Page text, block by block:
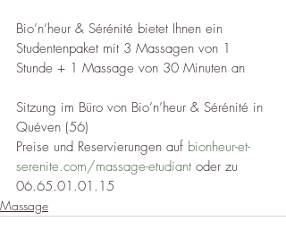
Bio’n’heur & Sérénité bietet Ihnen ein
Studentenpaket mit 3 Massagen von 1
Stunde + 1 Massage von 30 Minuten an
Sitzung im Büro von Bio’n’heur & Sérénité in
Quéven (56)
Preise und Reservierungen auf bionheur-et-
serenite.com/massage-etudiant oder zu
06.65.01.01.15
Massage